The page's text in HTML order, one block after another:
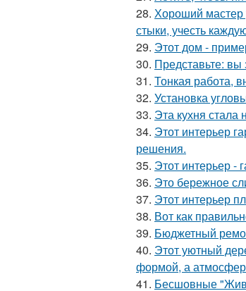
28. Хороший мастер
стыки, учесть
29. Этот дом -
30. Представьте: вы
31. Тонкая работа,
32. Установка
33. Эта кухня
34. Этот интерьер
решения.
35. Этот интерьер -
36. Это бережное
37. Этот интерьер
38. Вот как
39. Бюджетный
40. Этот уютный
формой, а
41. Бесшовные